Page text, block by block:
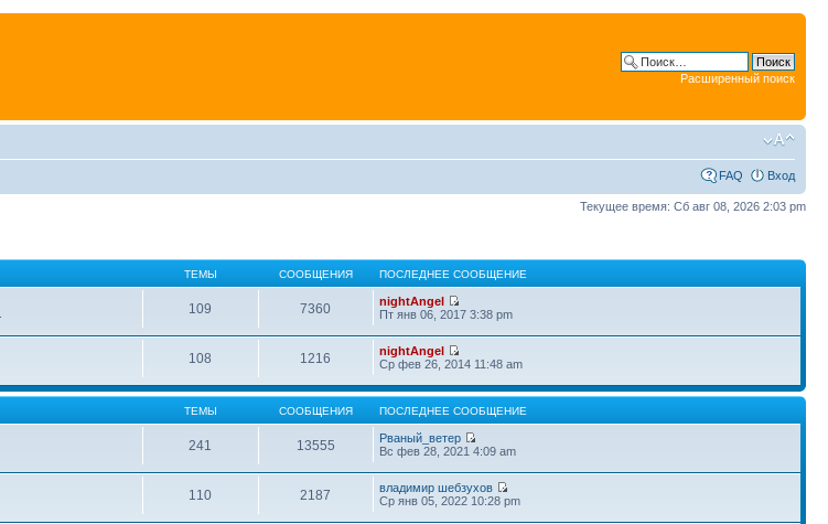
Расширенный поиск
FAQ Вход
Текущее время: Сб авг 08, 2026 2:03 pm
ТЕМЫ СООБЩЕНИЯ ПОСЛЕДНЕЕ СООБЩЕНИЕ
109 7360
nightAngel
Пт янв 06, 2017 3:38 pm
108 1216
nightAngel
Ср фев 26, 2014 11:48 am
ТЕМЫ СООБЩЕНИЯ ПОСЛЕДНЕЕ СООБЩЕНИЕ
241 13555
Рваный_ветер
Вс фев 28, 2021 4:09 am
110 2187
владимир шебзухов
Ср янв 05, 2022 10:28 pm